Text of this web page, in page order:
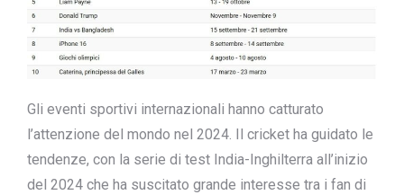
Gli eventi sportivi internazionali hanno catturato
l’attenzione del mondo nel 2024. Il cricket ha guidato le
tendenze, con la serie di test India-Inghilterra all’inizio
del 2024 che ha suscitato grande interesse tra i fan di